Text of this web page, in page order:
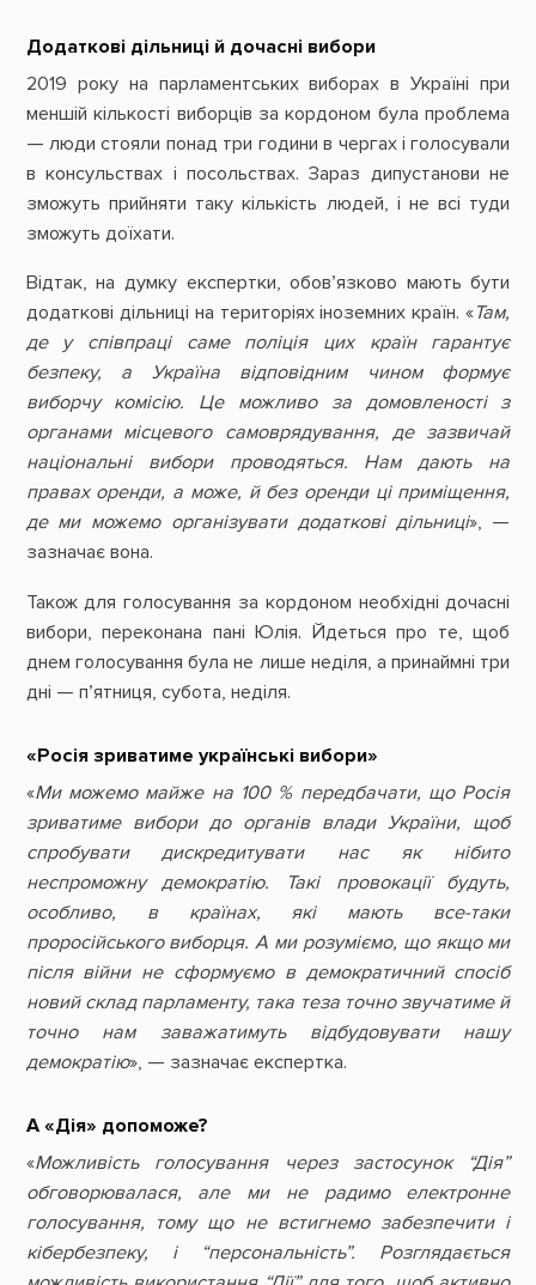
Додаткові дільниці й дочасні вибори
2019 року на парламентських виборах в Україні при
меншій кількості виборців за кордоном була проблема
— люди стояли понад три години в чергах і голосували
в консульствах і посольствах. Зараз дипустанови не
зможуть прийняти таку кількість людей, і не всі туди
зможуть доїхати.
Відтак, на думку експертки, обов’язково мають бути
додаткові дільниці на територіях іноземних країн. «Там,
де у співпраці саме поліція цих країн гарантує
безпеку, а Україна відповідним чином формує
виборчу комісію. Це можливо за домовленості з
органами місцевого самоврядування, де зазвичай
національні вибори проводяться. Нам дають на
правах оренди, а може, й без оренди ці приміщення,
де ми можемо організувати додаткові дільниці», —
зазначає вона.
Також для голосування за кордоном необхідні дочасні
вибори, переконана пані Юлія. Йдеться про те, щоб
днем голосування була не лише неділя, а принаймні три
дні — п’ятниця, субота, неділя.
«Росія зриватиме українські вибори»
«Ми можемо майже на 100 % передбачати, що Росія
зриватиме вибори до органів влади України, щоб
спробувати дискредитувати нас як нібито
неспроможну демократію. Такі провокації будуть,
особливо, в країнах, які мають все-таки
проросійського виборця. А ми розуміємо, що якщо ми
після війни не сформуємо в демократичний спосіб
новий склад парламенту, така теза точно звучатиме й
точно нам заважатимуть відбудовувати нашу
демократію», — зазначає експертка.
А «Дія» допоможе?
«Можливість голосування через застосунок “Дія”
обговорювалася, але ми не радимо електронне
голосування, тому що не встигнемо забезпечити і
кібербезпеку, і “персональність”. Розглядається